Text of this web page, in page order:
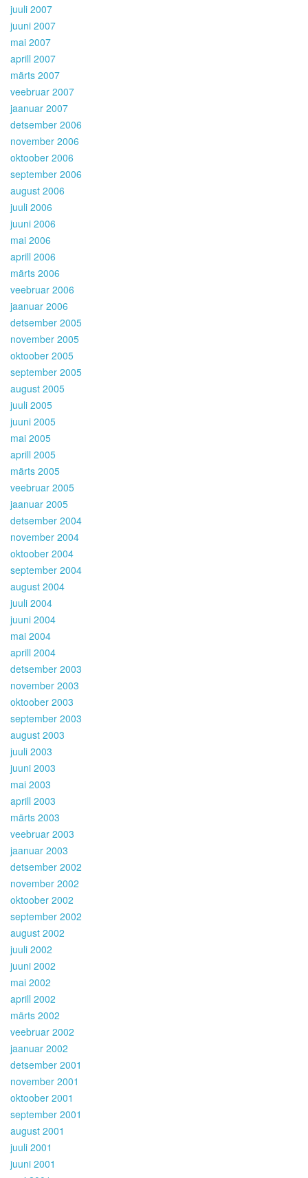
juuli 2007
juuni 2007
mai 2007
aprill 2007
märts 2007
veebruar 2007
jaanuar 2007
detsember 2006
november 2006
oktoober 2006
september 2006
august 2006
juuli 2006
juuni 2006
mai 2006
aprill 2006
märts 2006
veebruar 2006
jaanuar 2006
detsember 2005
november 2005
oktoober 2005
september 2005
august 2005
juuli 2005
juuni 2005
mai 2005
aprill 2005
märts 2005
veebruar 2005
jaanuar 2005
detsember 2004
november 2004
oktoober 2004
september 2004
august 2004
juuli 2004
juuni 2004
mai 2004
aprill 2004
detsember 2003
november 2003
oktoober 2003
september 2003
august 2003
juuli 2003
juuni 2003
mai 2003
aprill 2003
märts 2003
veebruar 2003
jaanuar 2003
detsember 2002
november 2002
oktoober 2002
september 2002
august 2002
juuli 2002
juuni 2002
mai 2002
aprill 2002
märts 2002
veebruar 2002
jaanuar 2002
detsember 2001
november 2001
oktoober 2001
september 2001
august 2001
juuli 2001
juuni 2001